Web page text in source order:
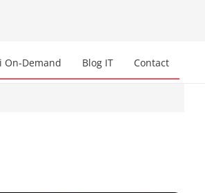
use up and down arrows to
On-Demand Blog IT Contact